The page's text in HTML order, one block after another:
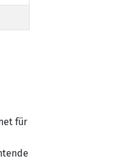
für